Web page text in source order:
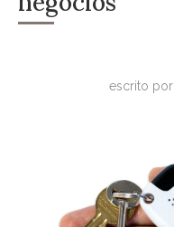
escrito por